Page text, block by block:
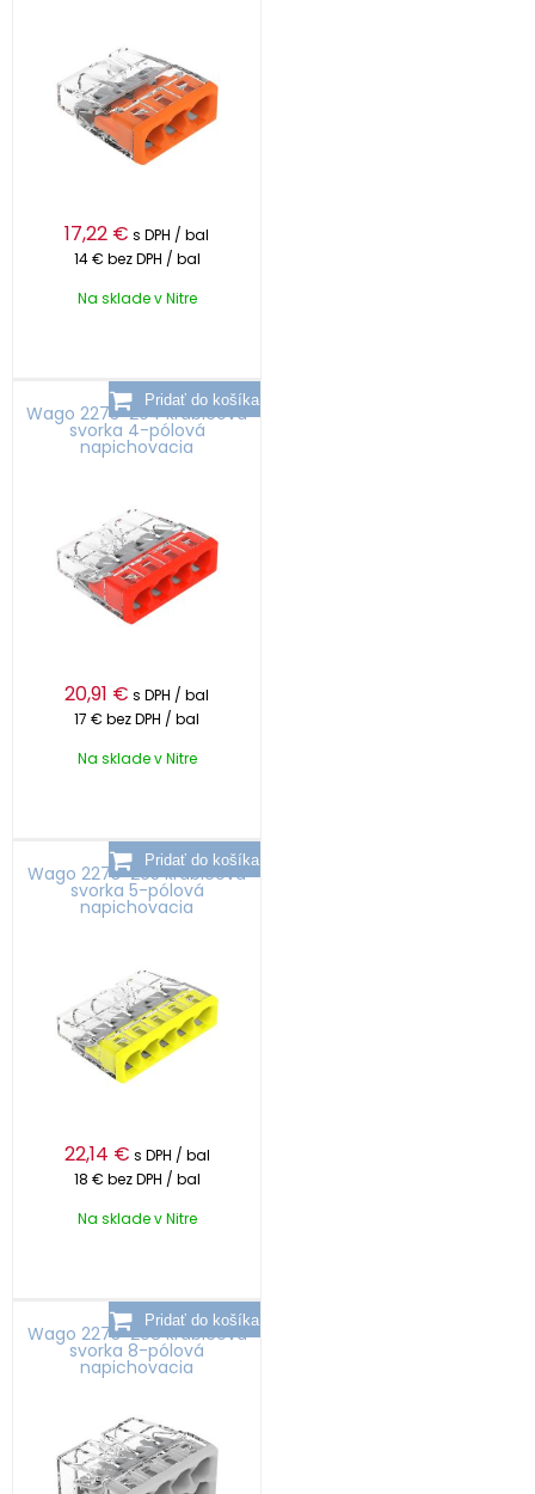
17,22 € s DPH / bal
14 € bez DPH / bal
Na sklade v Nitre
Wago 2273-204 krabicová
svorka 4-pólová
napichovacia
20,91 € s DPH / bal
17 € bez DPH / bal
Na sklade v Nitre
Wago 2273-205 krabicová
svorka 5-pólová
napichovacia
22,14 € s DPH / bal
18 € bez DPH / bal
Na sklade v Nitre
Wago 2273-208 krabicová
svorka 8-pólová
napichovacia